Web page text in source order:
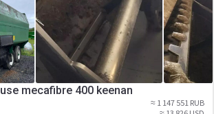
mecafibre 400 keenan
≈ 1 147 551 RUB